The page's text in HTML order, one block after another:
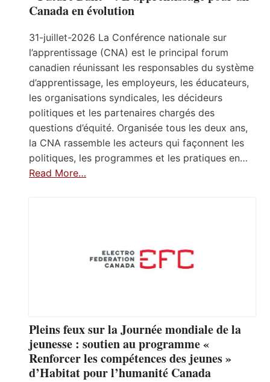
Canada en évolution
31-juillet-2026 La Conférence nationale sur
l’apprentissage (CNA) est le principal forum
canadien réunissant les responsables du système
d’apprentissage, les employeurs, les éducateurs,
les organisations syndicales, les décideurs
politiques et les partenaires chargés des
questions d’équité. Organisée tous les deux ans,
la CNA rassemble les acteurs qui façonnent les
politiques, les programmes et les pratiques en…
Read More…
Pleins feux sur la Journée mondiale de la
jeunesse : soutien au programme «
Renforcer les compétences des jeunes »
d’Habitat pour l’humanité Canada